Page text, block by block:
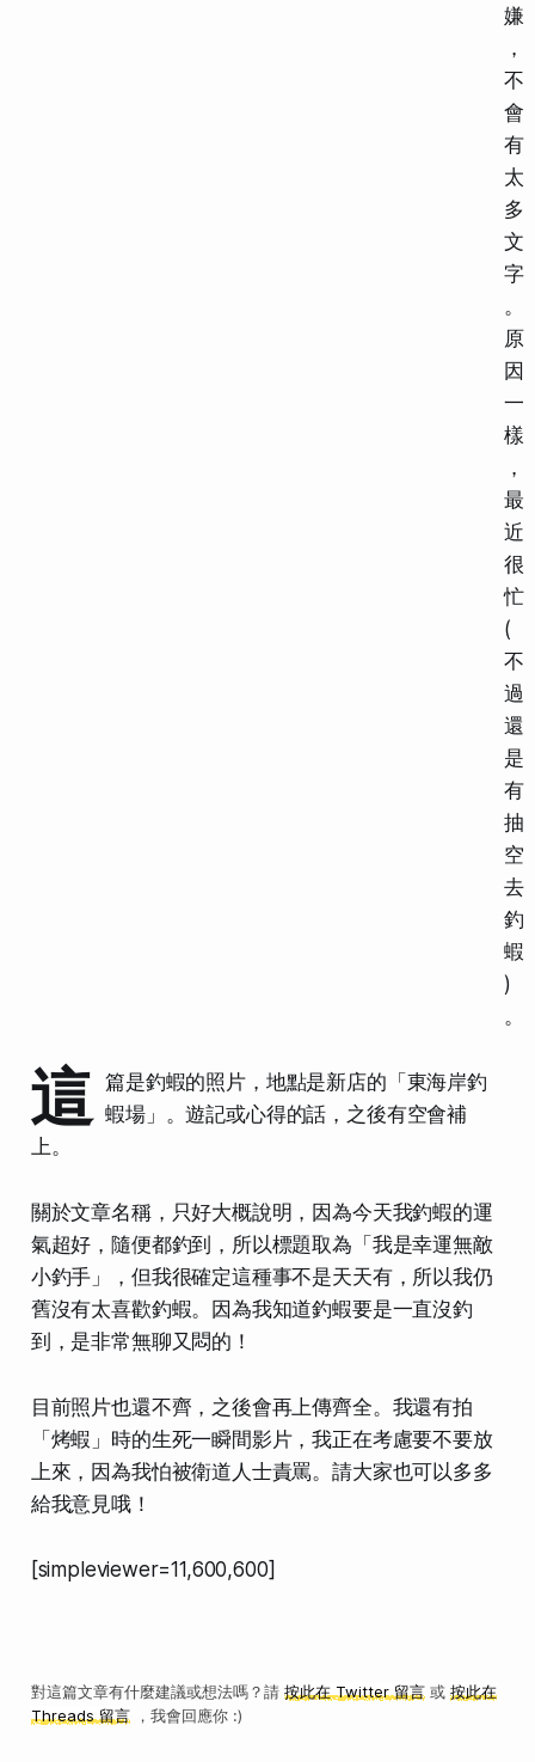
嫌
，
不
會
有
太
多
文
字
。
原
因
一
樣
，
最
近
很
忙
(
不
過
還
是
有
抽
空
去
釣
蝦
)
。
這 篇是釣蝦的照片，地點是新店的「東海岸釣
蝦場」。遊記或心得的話，之後有空會補
上。
關於文章名稱，只好大概說明，因為今天我釣蝦的運
氣超好，隨便都釣到，所以標題取為「我是幸運無敵
小釣手」，但我很確定這種事不是天天有，所以我仍
舊沒有太喜歡釣蝦。因為我知道釣蝦要是一直沒釣
到，是非常無聊又悶的！
目前照片也還不齊，之後會再上傳齊全。我還有拍
「烤蝦」時的生死一瞬間影片，我正在考慮要不要放
上來，因為我怕被衛道人士責罵。請大家也可以多多
給我意見哦！
[simpleviewer=11,600,600]
對這篇文章有什麼建議或想法嗎？請 按此在 Twitter 留言或 按此在
Threads 留言，我會回應你 :)